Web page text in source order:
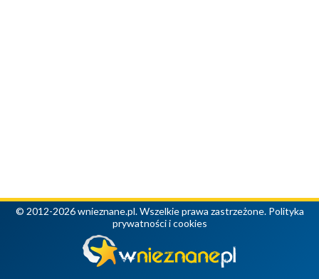
© 2012-2026 wnieznane.pl. Wszelkie prawa zastrzeżone. Polityka
prywatności i cookies